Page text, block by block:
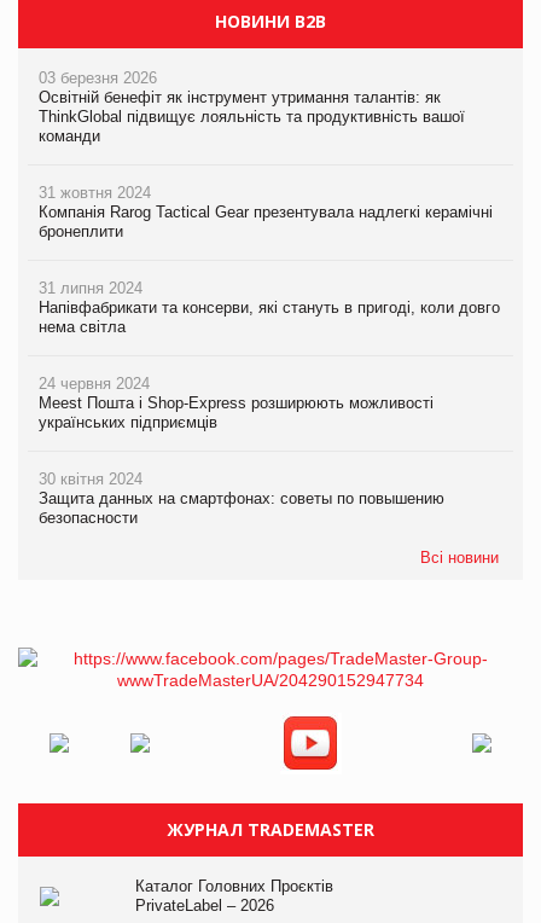
НОВИНИ B2B
03 березня 2026
Освітній бенефіт як інструмент утримання талантів: як
ThinkGlobal підвищує лояльність та продуктивність вашої
команди
31 жовтня 2024
Компанія Rarog Tactical Gear презентувала надлегкі керамічні
бронеплити
31 липня 2024
Напівфабрикати та консерви, які стануть в пригоді, коли довго
нема світла
24 червня 2024
Meest Пошта і Shop-Express розширюють можливості
українських підприємців
30 квітня 2024
Защита данных на смартфонах: советы по повышению
безопасности
Всі новини
ЖУРНАЛ TRADEMASTER
Каталог Головних Проєктів
PrivateLabel – 2026